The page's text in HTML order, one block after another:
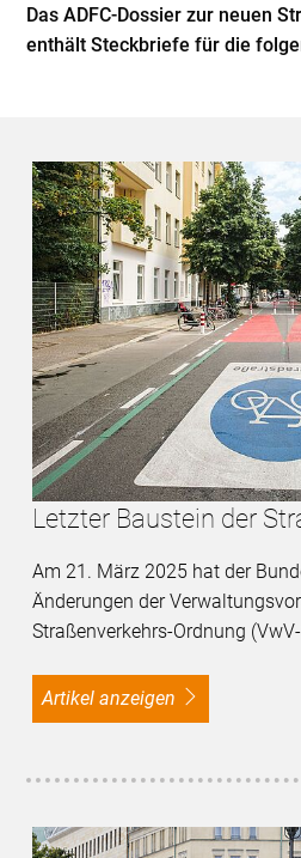
Das ADFC-Dossier zur neuen
enthält Steckbriefe für die
Letzter Baustein der
Am 21. März 2025 hat der
Änderungen der
Straßenverkehrs-Ordnung
Artikel anzeigen